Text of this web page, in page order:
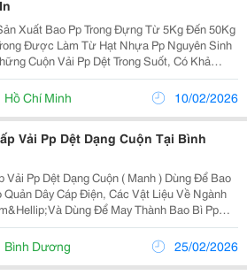
Xuất Bao Pp Trong Đựng Từ 5Kg Đến 50Kg
Được Làm Từ Hạt Nhựa Pp Nguyên Sinh
Cuộn Vải Pp Dệt Trong Suốt, Có Khả
Thấu Sản Phẩm Bên Trong. Bao Pp Dệt Trong
Có Tính Cơ Lý, Độ Bền Tốt, Chịu Lực...
Hồ Chí Minh 10/02/2026
Vải Pp Dệt Dạng Cuộn Tại Bình
Pp Dệt Dạng Cuộn ( Manh ) Dùng Để Bao
Quản Dây Cáp Điện, Các Vật Liệu Về Ngành
Dùng Để May Thành Bao Bì Pp
Lượng: 65 G/M2 &Ndash; 150 G/M2 Độ Dày...
Bình Dương 25/02/2026